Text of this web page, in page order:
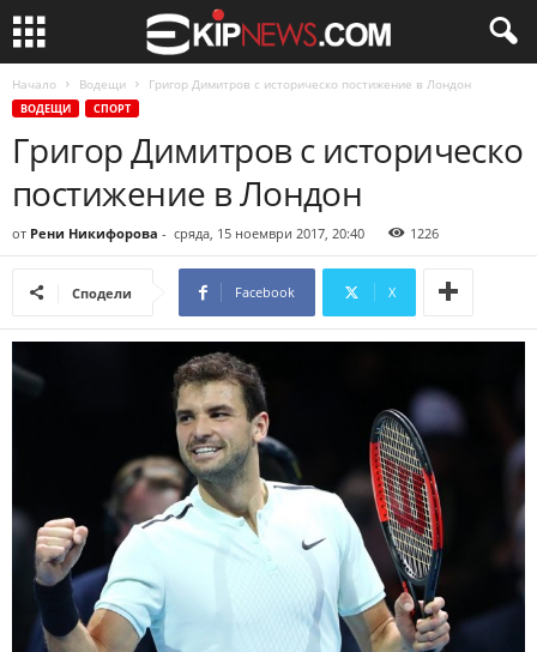
Начало Водещи Григор Димитров с историческо постижение в Лондон
ВОДЕЩИ СПОРТ
Григор Димитров с историческо
постижение в Лондон
от Рени Никифорова - сряда, 15 ноември 2017, 20:40 1226
Сподели Facebook X